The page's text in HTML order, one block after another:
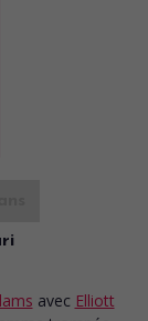
avec Elliott